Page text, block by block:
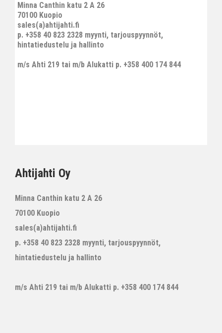
Minna Canthin katu 2 A 26
70100 Kuopio
sales(a)ahtijahti.fi
p. +358 40 823 2328 myynti, tarjouspyynnöt,
hintatiedustelu ja hallinto
m/s Ahti 219 tai m/b Alukatti p. +358 400 174 844
Ahtijahti Oy
Minna Canthin katu 2 A 26
70100 Kuopio
sales(a)ahtijahti.fi
p. +358 40 823 2328 myynti, tarjouspyynnöt,
hintatiedustelu ja hallinto
m/s Ahti 219 tai m/b Alukatti p. +358 400 174 844